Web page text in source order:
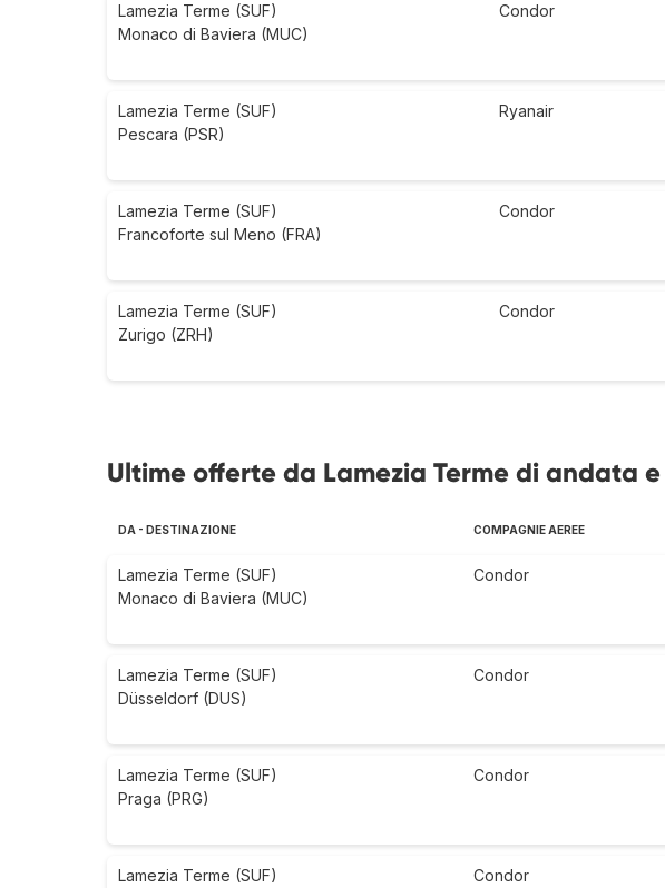
Lamezia Terme (SUF)
Monaco di Baviera (MUC)
Condor
Lamezia Terme (SUF)
Pescara (PSR)
Ryanair
Lamezia Terme (SUF)
Francoforte sul Meno (FRA)
Condor
Lamezia Terme (SUF)
Zurigo (ZRH)
Condor
Ultime offerte da Lamezia Terme di andata
DA - DESTINAZIONE COMPAGNIE AEREE
Lamezia Terme (SUF)
Monaco di Baviera (MUC)
Condor
Lamezia Terme (SUF)
Düsseldorf (DUS)
Condor
Lamezia Terme (SUF)
Praga (PRG)
Condor
Lamezia Terme (SUF)
Condor